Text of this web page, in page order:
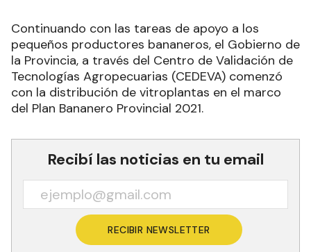
Continuando con las tareas de apoyo a los
pequeños productores bananeros, el Gobierno de
la Provincia, a través del Centro de Validación de
Tecnologías Agropecuarias (CEDEVA) comenzó
con la distribución de vitroplantas en el marco
del Plan Bananero Provincial 2021.
Recibí las noticias en tu email
RECIBIR NEWSLETTER